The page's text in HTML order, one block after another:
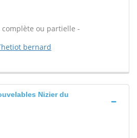
ou partielle -
bernard
Nizier du